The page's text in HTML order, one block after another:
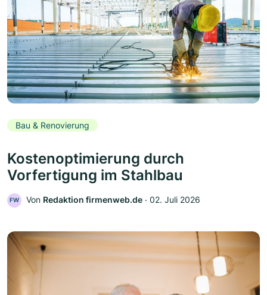
Bau & Renovierung
Kostenoptimierung durch
Vorfertigung im Stahlbau
FW Von Redaktion firmenweb.de ‧ 02. Juli 2026